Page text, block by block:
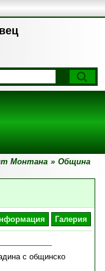
Монтана » Община
Галерия
с общинско